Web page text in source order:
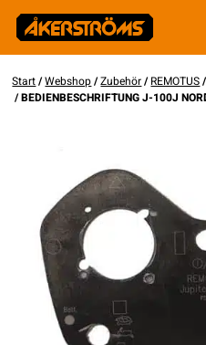
Start/Webshop/Zubehör/REMOTUS/
/ BEDIENBESCHRIFTUNG J-100J